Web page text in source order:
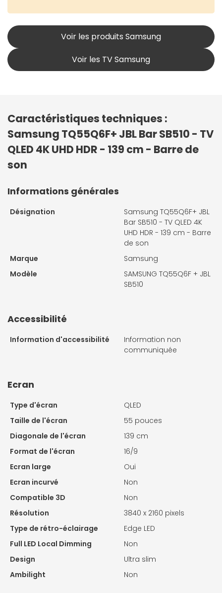
Voir les produits Samsung
Voir les TV Samsung
Caractéristiques techniques :
Samsung TQ55Q6F+ JBL Bar SB510 - TV
QLED 4K UHD HDR - 139 cm - Barre de
son
Informations générales
Désignation
Samsung TQ55Q6F+ JBL
Bar SB510 - TV QLED 4K
UHD HDR - 139 cm - Barre
de son
Marque
Samsung
Modèle
SAMSUNG TQ55Q6F + JBL
SB510
Accessibilité
Information d'accessibilité
Information non
communiquée
Ecran
Type d'écran
QLED
Taille de l'écran
55 pouces
Diagonale de l'écran
139 cm
Format de l'écran
16/9
Ecran large
Oui
Ecran incurvé
Non
Compatible 3D
Non
Résolution
3840 x 2160 pixels
Type de rétro-éclairage
Edge LED
Full LED Local Dimming
Non
Design
Ultra slim
Ambilight
Non